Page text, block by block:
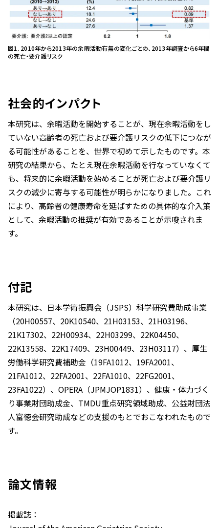
図1. 2010年から2013年の余暇活動有無の変化ごとの、2013年調査から6年間
の死亡・要介護リスク
社会的インパクト
本研究は、余暇活動を開始することが、現在余暇活動をし
ていない高齢者の死亡および要介護リスクの低下につなが
る可能性があることを、世界で初めて示したものです。本
研究の結果から、たとえ現在余暇活動を行なっていなくて
も、将来的に余暇活動を始めることが死亡および要介護リ
スクの減少に寄与する可能性が明らかになりました。これ
により、高齢者の健康寿命を延ばすための具体的な介入策
として、余暇活動の推奨が有効であることが示唆されま
す。
付記
本研究は、日本学術振興会（JSPS）科学研究費助成事業
（20H00557、20K10540、21H03153、21H03196、
21K17302、22H00934、22H03299、22K04450、
22K13558、22K17409、23H00449、23H03117）、厚生
労働科学研究費補助金（19FA1012、19FA2001、
21FA1012、22FA2001、22FA1010、22FG2001、
23FA1022）、OPERA（JPMJOP1831）、健康・体力づく
り事業財団助成金、TMDU重点研究領域助成、公益財団法
人富徳会研究助成などの支援のもとでおこなわれたもので
す。
論文情報
掲載誌：